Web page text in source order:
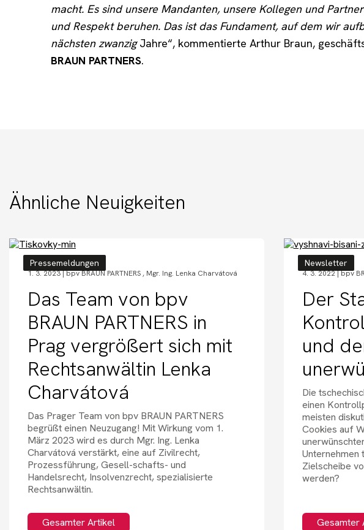
macht. Es sind unsere Mandanten, unsere Kollegen und
und Respekt beruhen. Das ist das Fundament, auf dem wir
nächsten zwanzigJahre“, kommentierte Arthur Braun,
BRAUN PARTNERS.
Ähnliche Neuigkeiten
Pressemeldungen
1. 3. 2023 |bpv BRAUN PARTNERS , Mgr. Ing. Lenka Charvátová
Das Team von bpv
BRAUN PARTNERS in
Prag vergrößert sich mit
Rechtsanwältin Lenka
Charvátová
Das Prager Team von bpv BRAUN PARTNERS
begrüßt einen Neuzugang! Mit Wirkung vom 1.
März 2023 wird es durch Mgr. Ing. Lenka
Charvátová verstärkt, eine auf Zivilrecht,
Prozessführung, Gesell-schafts- und
Handelsrecht, Insolvenzrecht, spezialisierte
Rechtsanwältin.
Gesamter Artikel
Newsletter
4. 3. 2022 |bpv
Der
und
Die
einen
meisten
Cookies auf
Unternehmen
Zielscheibe
werden?
Gesamter